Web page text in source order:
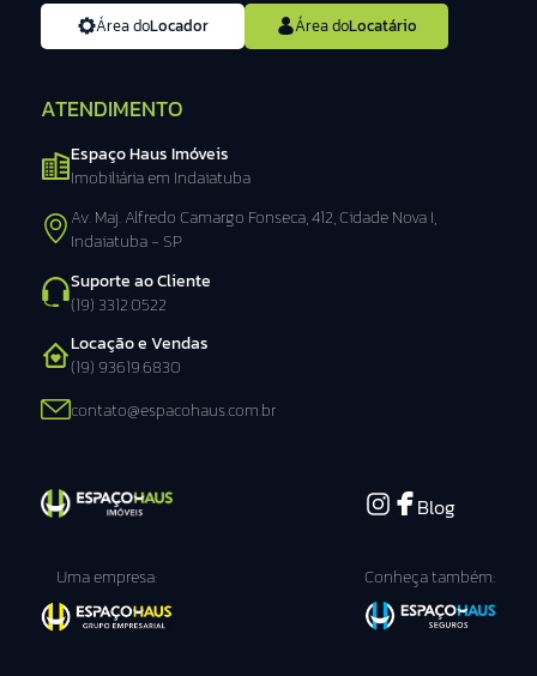
Área doLocador Área doLocatário
ATENDIMENTO
Espaço Haus Imóveis
Imobiliária em Indaiatuba
Av. Maj. Alfredo Camargo Fonseca, 412, Cidade Nova I,
Indaiatuba - SP
Suporte ao Cliente
(19) 3312.0522
Locação e Vendas
(19) 93619.6830
contato@espacohaus.com.br
Blog
Uma empresa: Conheça também: